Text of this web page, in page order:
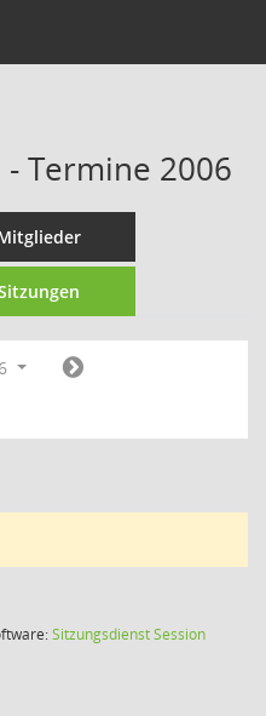
- Termine 2006
SitzungsdienstSession(Wird in